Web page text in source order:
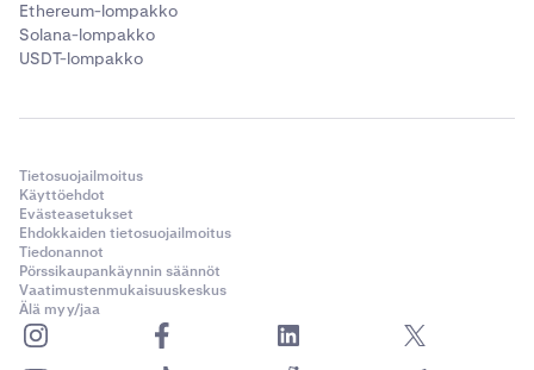
Ethereum-lompakko
Solana-lompakko
USDT-lompakko
Tietosuojailmoitus
Käyttöehdot
Evästeasetukset
Ehdokkaiden tietosuojailmoitus
Tiedonannot
Pörssikaupankäynnin säännöt
Vaatimustenmukaisuuskeskus
Älä myy/jaa